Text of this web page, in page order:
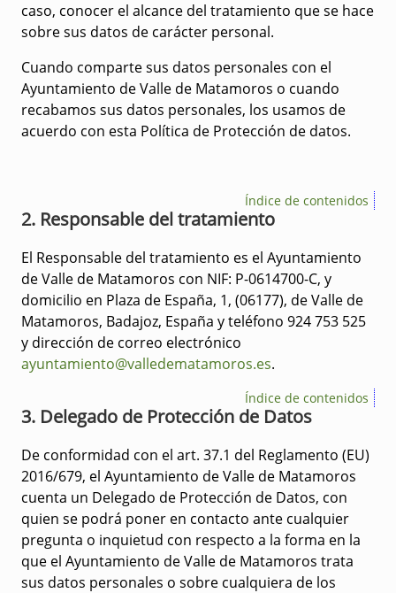
caso, conocer el alcance del tratamiento que se hace
sobre sus datos de carácter personal.
Cuando comparte sus datos personales con el
Ayuntamiento de Valle de Matamoros o cuando
recabamos sus datos personales, los usamos de
acuerdo con esta Política de Protección de datos.
Índice de contenidos
2. Responsable del tratamiento
El Responsable del tratamiento es el Ayuntamiento
de Valle de Matamoros con NIF: P-0614700-C, y
domicilio en Plaza de España, 1, (06177), de Valle de
Matamoros, Badajoz, España y teléfono 924 753 525
y dirección de correo electrónico
ayuntamiento@valledematamoros.es.
Índice de contenidos
3. Delegado de Protección de Datos
De conformidad con el art. 37.1 del Reglamento (EU)
2016/679, el Ayuntamiento de Valle de Matamoros
cuenta un Delegado de Protección de Datos, con
quien se podrá poner en contacto ante cualquier
pregunta o inquietud con respecto a la forma en la
que el Ayuntamiento de Valle de Matamoros trata
sus datos personales o sobre cualquiera de los